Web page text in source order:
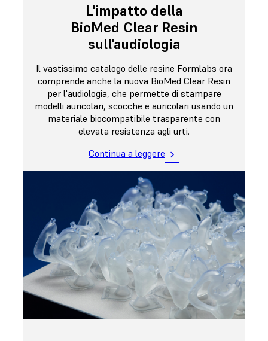
L'impatto della
BioMed Clear Resin
sull'audiologia
Il vastissimo catalogo delle resine Formlabs ora
comprende anche la nuova BioMed Clear Resin
per l'audiologia, che permette di stampare
modelli auricolari, scocche e auricolari usando un
materiale biocompatibile trasparente con
elevata resistenza agli urti.
Continua a leggere